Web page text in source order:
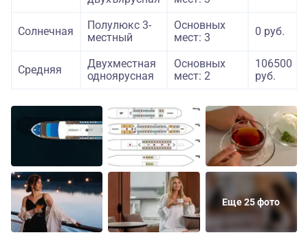
Солнечная
Полулюкс 3-
местный
Основных
мест: 3
0 руб.
Средняя
Двухместная
одноярусная
Основных
мест: 2
106500
руб.
Еще 25 фото